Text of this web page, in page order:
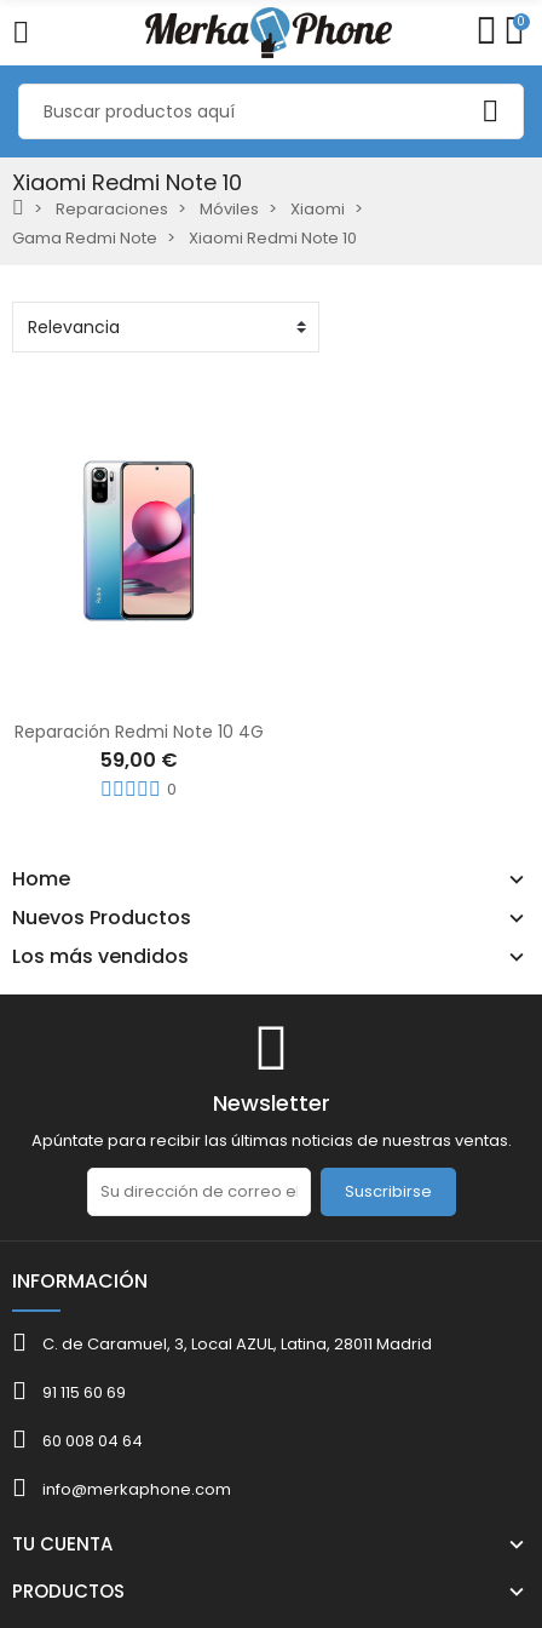
0
Xiaomi Redmi Note 10
Reparaciones Móviles
Xiaomi
Gama Redmi Note
Xiaomi Redmi Note 10
Home
Nuevos Productos
Los más vendidos
Reparación Redmi Note 10 4G
59,00 €
0
Newsletter
Apúntate para recibir las últimas noticias de nuestras ventas.
Suscribirse
INFORMACIÓN
C. de Caramuel, 3, Local AZUL, Latina, 28011 Madrid
91 115 60 69
60 008 04 64
info@merkaphone.com
TU CUENTA
PRODUCTOS